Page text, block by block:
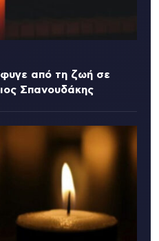
από τη ζωή σε
Σπανουδάκης